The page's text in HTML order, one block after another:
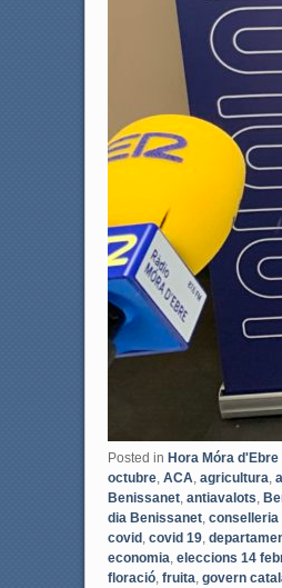
Posted in Hora Móra d'Ebre
octubre, ACA agricultura
Benissanet, antiavalots
dia Benissanet, conselleria
covid, covid 19,
economia eleccions 14
floració, fruita govern